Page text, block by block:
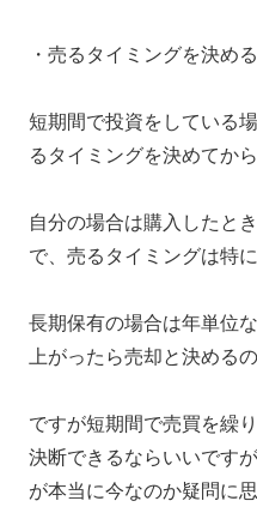
・売るタイミングを決め
短期間で投資をしている
るタイミングを決めてか
自分の場合は購入したと
で、売るタイミングは特
長期保有の場合は年単位
上がったら売却と決める
ですが短期間で売買を繰
決断できるならいいです
が本当に今なのか疑問に